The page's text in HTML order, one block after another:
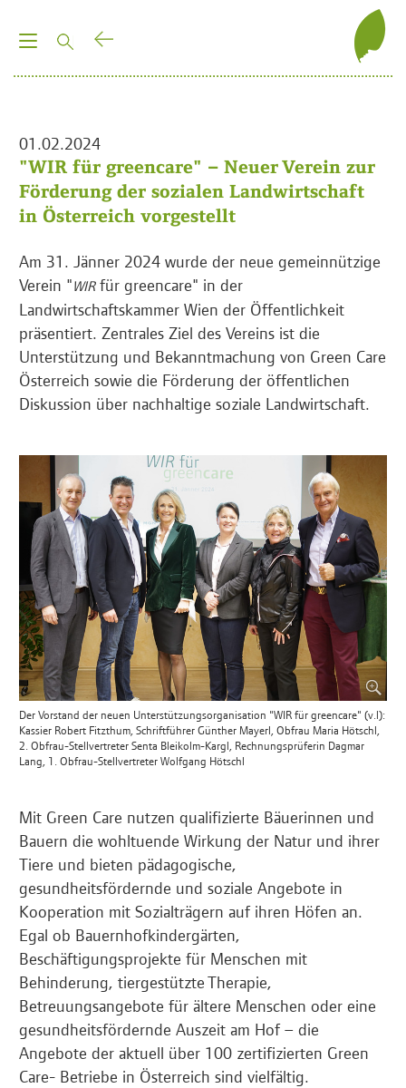
T
e
n
a
v
g
i
o
01.02.2024
"WIR für greencare" – Neuer Verein zur
Förderung der sozialen Landwirtschaft
in Österreich vorgestellt
Am 31. Jänner 2024 wurde der neue gemeinnützige
Verein "WIRfür greencare" in der
Landwirtschaftskammer Wien der Öffentlichkeit
präsentiert. Zentrales Ziel des Vereins ist die
Unterstützung und Bekanntmachung von Green Care
Österreich sowie die Förderung der öffentlichen
Diskussion über nachhaltige soziale Landwirtschaft.
Der Vorstand der neuen Unterstützungsorganisation "WIR für greencare" (v.l):
Kassier Robert Fitzthum, Schriftführer Günther Mayerl, Obfrau Maria Hötschl,
2. Obfrau-Stellvertreter Senta Bleikolm-Kargl, Rechnungsprüferin Dagmar
Lang, 1. Obfrau-Stellvertreter Wolfgang Hötschl
Mit Green Care nutzen qualifizierte Bäuerinnen und
Bauern die wohltuende Wirkung der Natur und ihrer
Tiere und bieten pädagogische,
gesundheitsfördernde und soziale Angebote in
Kooperation mit Sozialträgern auf ihren Höfen an.
Egal ob Bauernhofkindergärten,
Beschäftigungsprojekte für Menschen mit
Behinderung, tiergestützte Therapie,
Betreuungsangebote für ältere Menschen oder eine
gesundheitsfördernde Auszeit am Hof – die
Angebote der aktuell über 100 zertifizierten Green
Care- Betriebe in Österreich sind vielfältig.